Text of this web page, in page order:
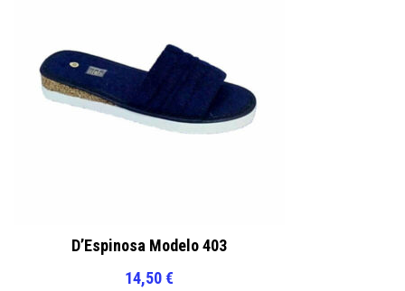
D’Espinosa Modelo 403
14,50€